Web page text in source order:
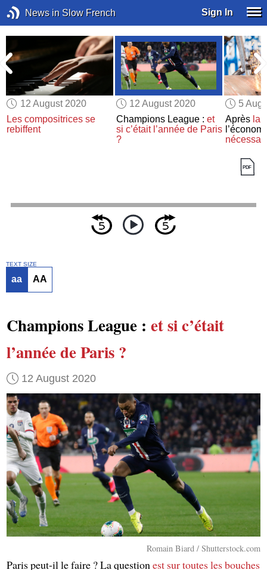
News in Slow French Sign In
12 August 2020
Les compositrices se
rebiffent
12 August 2020
Champions League : et
si c’était l’année de Paris
?
5
Après la
TEXT SIZE
aa AA
Champions League : et si c’était
l’année de Paris ?
12 August 2020
Romain Biard / Shutterstock.com
Paris peut-il le faire ? La questionest sur toutes les bouches